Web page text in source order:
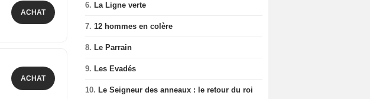
ACHAT
ACHAT
6. La Ligne verte
7. 12 hommes en colère
8. Le Parrain
9. Les Evadés
10. Le Seigneur des anneaux : le retour du roi